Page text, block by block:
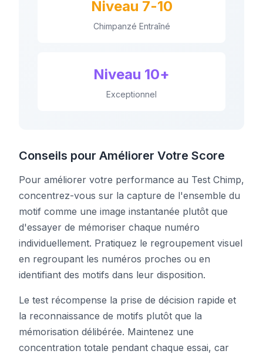
Niveau 7-10
Chimpanzé Entraîné
Niveau 10+
Exceptionnel
Conseils pour Améliorer Votre Score
Pour améliorer votre performance au Test Chimp,
concentrez-vous sur la capture de l'ensemble du
motif comme une image instantanée plutôt que
d'essayer de mémoriser chaque numéro
individuellement. Pratiquez le regroupement visuel
en regroupant les numéros proches ou en
identifiant des motifs dans leur disposition.
Le test récompense la prise de décision rapide et
la reconnaissance de motifs plutôt que la
mémorisation délibérée. Maintenez une
concentration totale pendant chaque essai, car